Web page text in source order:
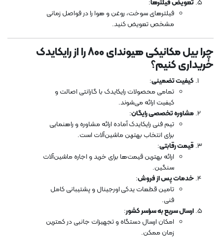
تعویض فیلترها:
فیلترهای سوخت، روغن و هوا را در فواصل زمانی
مشخص تعویض کنید.
چرا بیل مکانیکی هیوندای 800 را از رایکایدک
خریداری کنیم؟
کیفیت تضمینی:
تمامی محصولات رایکایدک با گارانتی اصالت و
کیفیت ارائه می‌شوند.
مشاوره تخصصی رایگان:
تیم فنی رایکایدک آماده ارائه مشاوره و راهنمایی
برای انتخاب بهترین ماشین‌آلات است.
قیمت رقابتی:
ارائه بهترین قیمت‌ها برای خرید و اجاره ماشین‌آلات
سنگین.
خدمات پس از فروش:
تامین قطعات یدکی اورجینال و پشتیبانی کامل
فنی.
ارسال سریع به سراسر کشور:
امکان ارسال دستگاه و تجهیزات جانبی در کمترین
زمان ممکن.